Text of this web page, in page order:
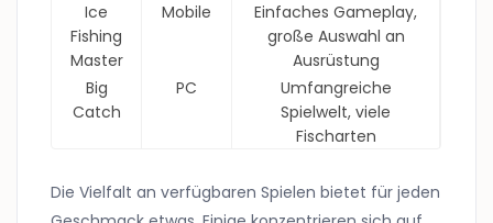
Ice
Fishing
Master
Mobile
Einfaches Gameplay,
große Auswahl an
Ausrüstung
Big
Catch
PC
Umfangreiche
Spielwelt, viele
Fischarten
Die Vielfalt an verfügbaren Spielen bietet für jeden